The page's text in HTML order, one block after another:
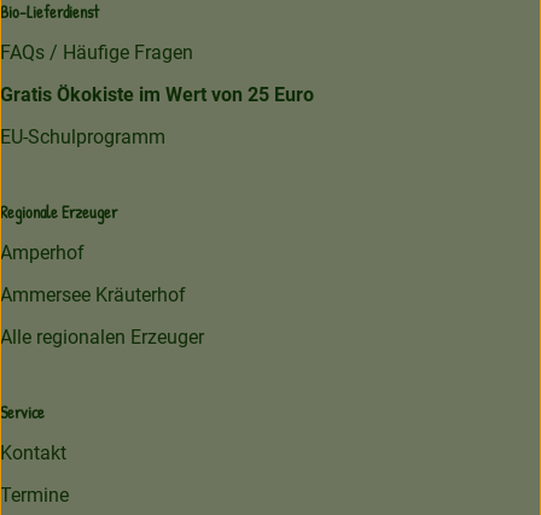
Bio-Lieferdienst
FAQs / Häufige Fragen
Gratis Ökokiste im Wert von 25 Euro
EU-Schulprogramm
Regionale Erzeuger
Amperhof
Ammersee Kräuterhof
Alle regionalen Erzeuger
Service
Kontakt
Termine